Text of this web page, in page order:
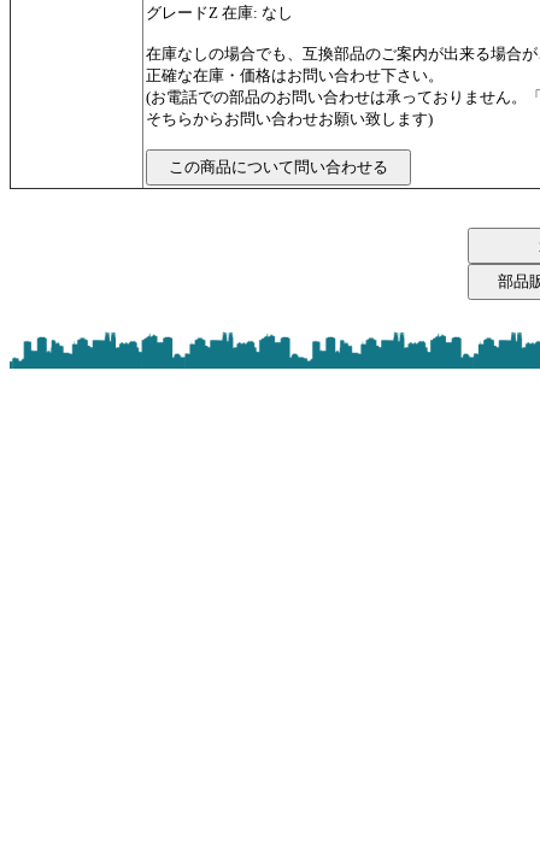
グレードZ 在庫: なし
在庫なしの場合でも、互換部品のご案内が出来る場合
正確な在庫・価格はお問い合わせ下さい。
(お電話での部品のお問い合わせは承っておりません。
そちらからお問い合わせお願い致します)